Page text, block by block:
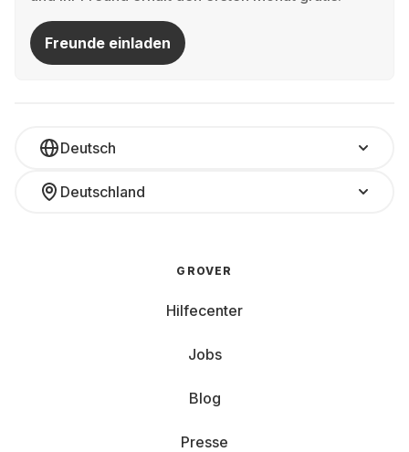
Freunde einladen
Deutsch
Deutschland
GROVER
Hilfecenter
Jobs
Blog
Presse